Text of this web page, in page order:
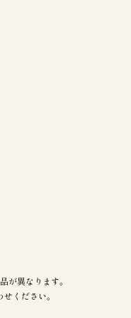
が異なります。
ください。